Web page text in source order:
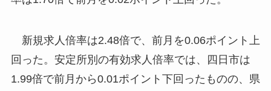
新規求人倍率は2.48倍で、前月を0.06ポイント上
回った。安定所別の有効求人倍率では、四日市は
1.99倍で前月から0.01ポイント下回ったものの、県